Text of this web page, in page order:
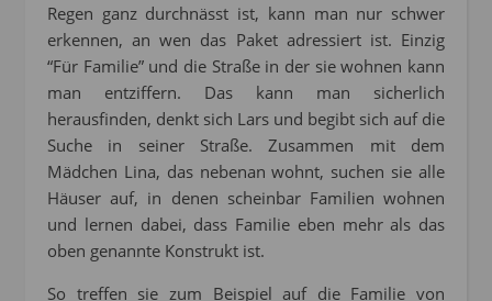
Regen ganz durchnässt ist, kann man nur schwer
erkennen, an wen das Paket adressiert ist. Einzig
“Für Familie” und die Straße in der sie wohnen kann
man entziffern. Das kann man sicherlich
herausfinden, denkt sich Lars und begibt sich auf die
Suche in seiner Straße. Zusammen mit dem
Mädchen Lina, das nebenan wohnt, suchen sie alle
Häuser auf, in denen scheinbar Familien wohnen
und lernen dabei, dass Familie eben mehr als das
oben genannte Konstrukt ist.
So treffen sie zum Beispiel auf die Familie von